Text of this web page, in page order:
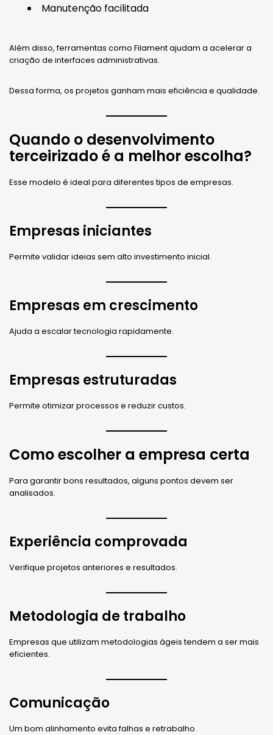
Manutenção facilitada
Além disso, ferramentas como Filament ajudam a acelerar a
criação de interfaces administrativas.
Dessa forma, os projetos ganham mais eficiência e qualidade.
Quando o desenvolvimento
terceirizado é a melhor escolha?
Esse modelo é ideal para diferentes tipos de empresas.
Empresas iniciantes
Permite validar ideias sem alto investimento inicial.
Empresas em crescimento
Ajuda a escalar tecnologia rapidamente.
Empresas estruturadas
Permite otimizar processos e reduzir custos.
Como escolher a empresa certa
Para garantir bons resultados, alguns pontos devem ser
analisados.
Experiência comprovada
Verifique projetos anteriores e resultados.
Metodologia de trabalho
Empresas que utilizam metodologias ágeis tendem a ser mais
eficientes.
Comunicação
Um bom alinhamento evita falhas e retrabalho.